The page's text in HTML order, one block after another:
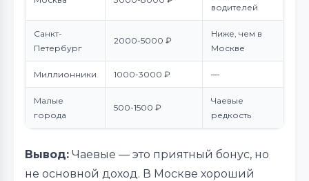
водителей
Санкт-
Петербург
2000-5000 ₽
Ниже, чем в
Москве
Миллионники 1000-3000 ₽ —
Малые
города
500-1500 ₽
Чаевые
редкость
Вывод: Чаевые — это приятный бонус, но
не основной доход. В Москве хороший